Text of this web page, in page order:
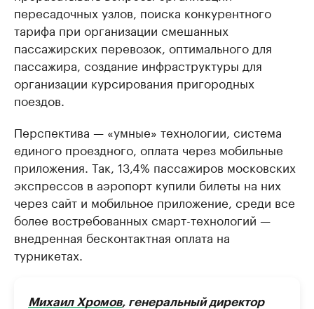
пересадочных узлов, поиска конкурентного
тарифа при организации смешанных
пассажирских перевозок, оптимального для
пассажира, создание инфраструктуры для
организации курсирования пригородных
поездов.
Перспектива — «умные» технологии, система
единого проездного, оплата через мобильные
приложения. Так, 13,4% пассажиров московских
экспрессов в аэропорт купили билеты на них
через сайт и мобильное приложение, среди все
более востребованных смарт-технологий —
внедренная бесконтактная оплата на
турникетах.
Михаил Хромов, генеральный директор